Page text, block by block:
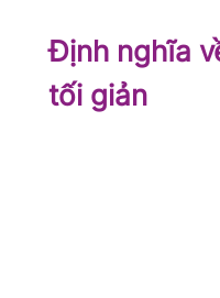
Định nghĩa
tối giản